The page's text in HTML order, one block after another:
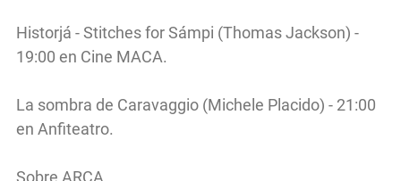
Historjá - Stitches for Sámpi (Thomas Jackson) -
19:00 en Cine MACA.
La sombra de Caravaggio (Michele Placido) - 21:00
en Anfiteatro.
Sobre ARCA